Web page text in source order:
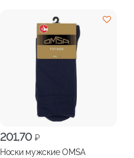
201,70 ₽
Носки мужские OMSA